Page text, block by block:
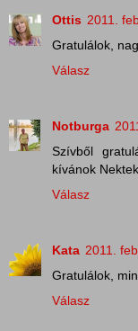
Ottis 2011.
Gratulálok,
Válasz
Notburga
Szívből
kívánok
Válasz
Kata 2011.
Gratulálok,
Válasz